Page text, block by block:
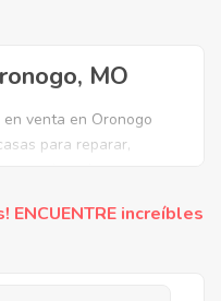
MO
venta en Oronogo
para reparar,
ejecuciones
ofertas en Bienes
ENCUENTRE increíbles